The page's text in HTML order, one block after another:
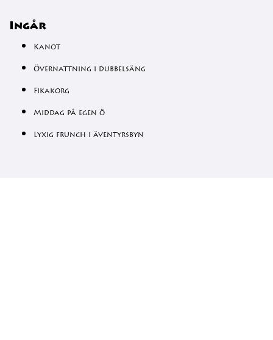
Ingår
Kanot
Övernattning i dubbelsäng
Fikakorg
Middag på egen ö
Lyxig frunch i äventyrsbyn